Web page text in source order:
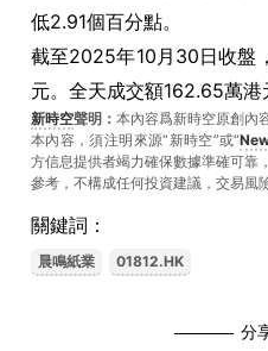
低2.91個百分點。
截至2025年10月30日收盤
元。全天成交額162.65萬港
新時空聲明： 本內容爲新時空原創內
本內容，須注明來源“新時空”或“
方信息提供者竭力確保數據準確可靠
參考，不構成任何投資建議，交易風
關鍵詞：
晨鳴紙業 01812.HK
分